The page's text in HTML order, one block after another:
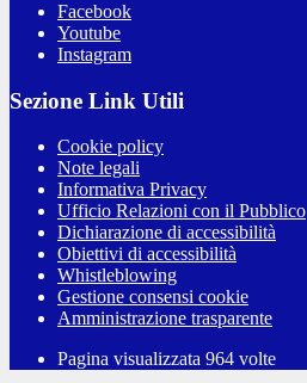
Facebook
Youtube
Instagram
Sezione Link Utili
Cookie policy
Note legali
Informativa Privacy
Ufficio Relazioni con il Pubblico
Dichiarazione di accessibilità
Obiettivi di accessibilità
Whistleblowing
Gestione consensi cookie
Amministrazione trasparente
Pagina visualizzata 964 volte